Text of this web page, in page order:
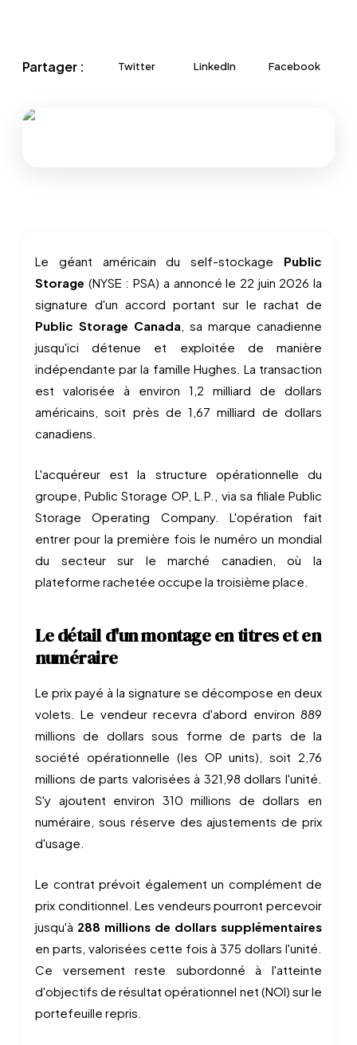
Partager : Twitter LinkedIn Facebook
Le géant américain du self-stockage Public
Storage (NYSE : PSA) a annoncé le 22 juin 2026 la
signature d'un accord portant sur le rachat de
Public Storage Canada, sa marque canadienne
jusqu'ici détenue et exploitée de manière
indépendante par la famille Hughes. La transaction
est valorisée à environ 1,2 milliard de dollars
américains, soit près de 1,67 milliard de dollars
canadiens.
L'acquéreur est la structure opérationnelle du
groupe, Public Storage OP, L.P., via sa filiale Public
Storage Operating Company. L'opération fait
entrer pour la première fois le numéro un mondial
du secteur sur le marché canadien, où la
plateforme rachetée occupe la troisième place.
Le détail d'un montage en titres et en
numéraire
Le prix payé à la signature se décompose en deux
volets. Le vendeur recevra d'abord environ 889
millions de dollars sous forme de parts de la
société opérationnelle (les OP units), soit 2,76
millions de parts valorisées à 321,98 dollars l'unité.
S'y ajoutent environ 310 millions de dollars en
numéraire, sous réserve des ajustements de prix
d'usage.
Le contrat prévoit également un complément de
prix conditionnel. Les vendeurs pourront percevoir
jusqu'à 288 millions de dollars supplémentaires
en parts, valorisées cette fois à 375 dollars l'unité.
Ce versement reste subordonné à l'atteinte
d'objectifs de résultat opérationnel net (NOI) sur le
portefeuille repris.